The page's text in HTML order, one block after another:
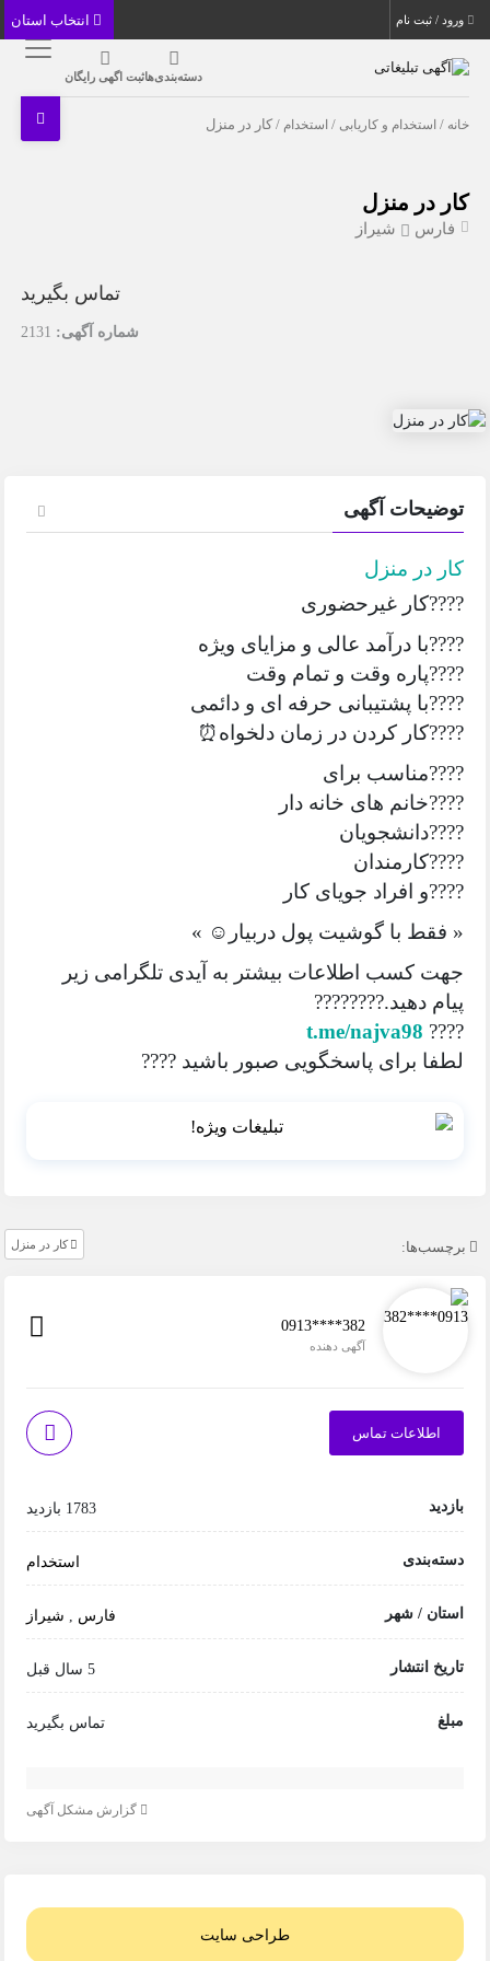
ورود / ثبت نام
دسته‌بندی‌هاثبت اگهی رایگان
خانه / استخدام و کاریابی / استخدام / کار در منزل
کار در منزل
فارس شیراز
تماس بگیرید
شماره آگهی: 2131
توضیحات آگهی
کار در منزل
????کار غیرحضوری
????با درآمد عالی و مزایای ویژه
????پاره وقت و تمام وقت
????با پشتیبانی حرفه ای و دائمی
????کار کردن در زمان دلخواه⏰
????مناسب برای
????خانم های خانه دار
????دانشجویان
????کارمندان
????و افراد جویای کار
« فقط با گوشیت پول دربیار☺️ »
جهت کسب اطلاعات بیشتر به آیدی تلگرامی زیر
پیام دهید.????????
????
t.me/najva98
لطفا برای پاسخگویی صبور باشید ????
برچسب‌ها: کار در منزل
0913****382
آگهی دهنده
اطلاعات تماس
بازدید 1783 بازدید
دسته‌بندی استخدام
استان / شهر فارس شیراز
تاریخ انتشار 5 سال قبل
مبلغ تماس بگیرید
گزارش مشکل آگهی
طراحی سایت